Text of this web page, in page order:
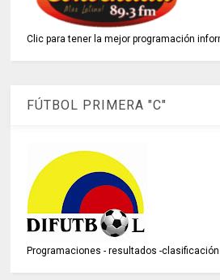
Clic para tener la mejor programación
FÚTBOL PRIMERA "C"
Programaciones - resultados -clasificación